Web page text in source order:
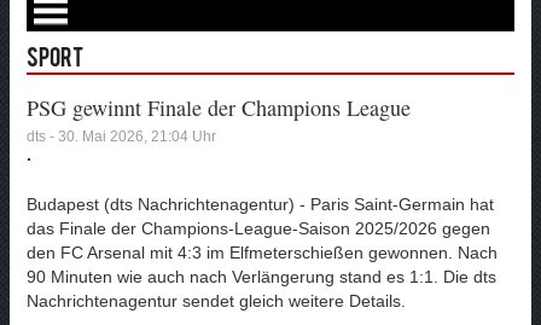
Sport
PSG gewinnt Finale der Champions League
dts - 30. Mai 2026, 21:04 Uhr
.
Budapest (dts Nachrichtenagentur) - Paris Saint-Germain hat
das Finale der Champions-League-Saison 2025/2026 gegen
den FC Arsenal mit 4:3 im Elfmeterschießen gewonnen. Nach
90 Minuten wie auch nach Verlängerung stand es 1:1. Die dts
Nachrichtenagentur sendet gleich weitere Details.